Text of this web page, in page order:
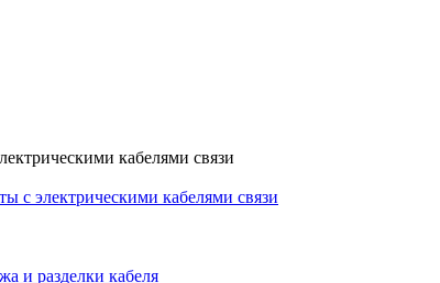
кабелями связи
с электрическими кабелями связи
и разделки кабеля